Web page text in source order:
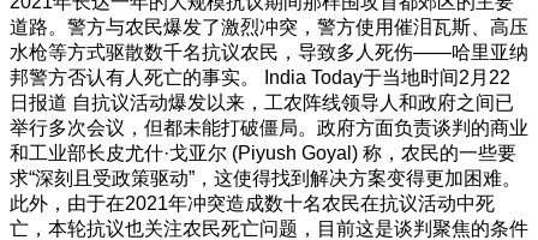
道路。警方与农民爆发了激烈冲突，警方使用催泪瓦斯、高压
水枪等方式驱散数千名抗议农民，导致多人死伤——哈里亚纳
邦警方否认有人死亡的事实。 India Today于当地时间2月22
日报道 自抗议活动爆发以来，工农阵线领导人和政府之间已
举行多次会议，但都未能打破僵局。政府方面负责谈判的商业
和工业部长皮尤什·戈亚尔 (Piyush Goyal) 称，农民的一些要
求“深刻且受政策驱动”，这使得找到解决方案变得更加困难。
此外，由于在2021年冲突造成数十名农民在抗议活动中死
亡，本轮抗议也关注农民死亡问题，目前这是谈判聚焦的条件